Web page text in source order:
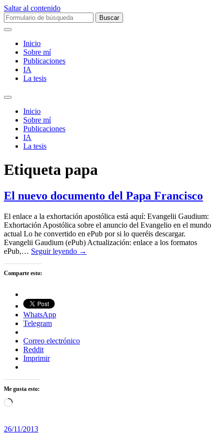
Saltar al contenido
Buscar:
Inicio
Sobre mí­
Publicaciones
IA
La tesis
Alternar
campo
búsqueda
Inicio
Sobre mí­
Publicaciones
IA
La tesis
Etiqueta papa
El nuevo documento del Papa Francisco
El enlace a la exhortación apostólica está aquí: Evangelii Gaudium:
Exhortación Apostólica sobre el anuncio del Evangelio en el mundo
actual Lo he convertido en ePub por si lo queréis descargar.
Evangelii Gaudium (ePub) Actualización: enlace a los formatos
ePub,… Seguir leyendo →
Comparte esto:
WhatsApp
Telegram
Correo electrónico
Reddit
Imprimir
Me gusta esto:
Cargando...
26/11/2013